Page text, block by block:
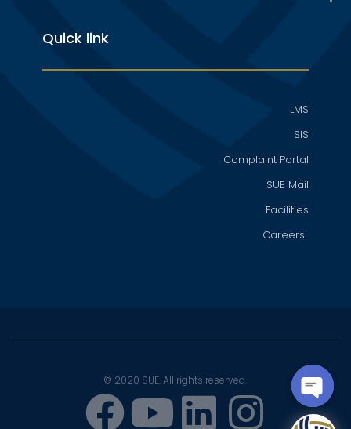
Quick link
LMS
SIS
Complaint Portal
SUE Mail
Facilities
Careers
© 2020 SUE. All rights reserved.
OPEN